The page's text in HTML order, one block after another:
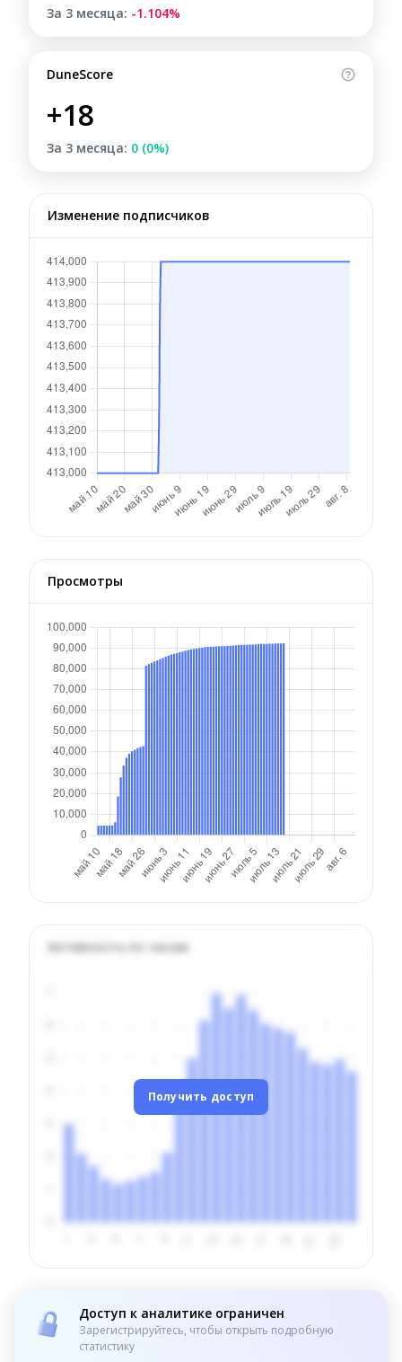
За 3 месяца: -1.104%
DuneScore
+18
За 3 месяца: 0 (0%)
Изменение подписчиков
Просмотры
Активность по часам
Получить доступ
Доступ к аналитике ограничен
Зарегистрируйтесь, чтобы открыть подробную
статистику